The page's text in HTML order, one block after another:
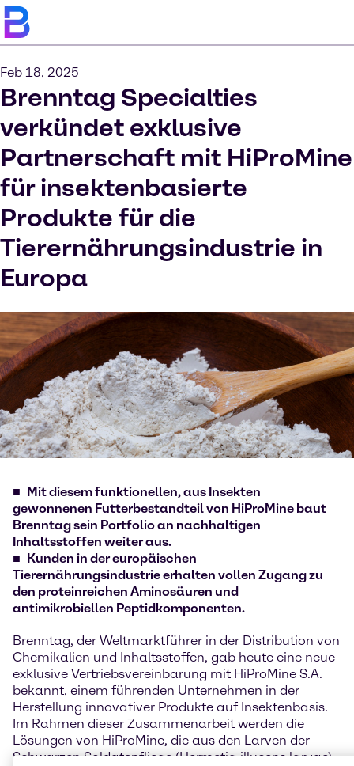
Feb 18, 2025
Brenntag Specialties
verkündet exklusive
Partnerschaft mit HiProMine
für insektenbasierte
Produkte für die
Tierernährungsindustrie in
Europa
Mit diesem funktionellen, aus Insekten
gewonnenen Futterbestandteil von HiProMine baut
Brenntag sein Portfolio an nachhaltigen
Inhaltsstoffen weiter aus.
Kunden in der europäischen
Tierernährungsindustrie erhalten vollen Zugang zu
den proteinreichen Aminosäuren und
antimikrobiellen Peptidkomponenten.
Brenntag, der Weltmarktführer in der Distribution von
Chemikalien und Inhaltsstoffen, gab heute eine neue
exklusive Vertriebsvereinbarung mit HiProMine S.A.
bekannt, einem führenden Unternehmen in der
Herstellung innovativer Produkte auf Insektenbasis.
Im Rahmen dieser Zusammenarbeit werden die
Lösungen von HiProMine, die aus den Larven der
Schwarzen Soldatenfliege (Hermetia illucens larvae)